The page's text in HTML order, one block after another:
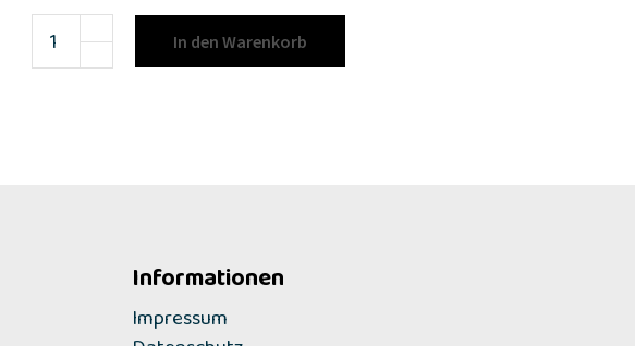
In den Warenkorb
Informationen
Impressum